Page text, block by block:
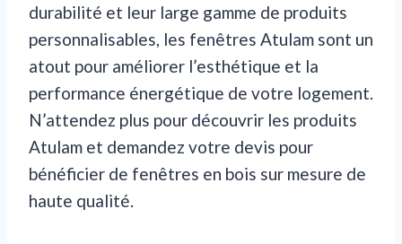
durabilité et leur large gamme de produits
personnalisables, les fenêtres Atulam sont un
atout pour améliorer l’esthétique et la
performance énergétique de votre logement.
N’attendez plus pour découvrir les produits
Atulam et demandez votre devis pour
bénéficier de fenêtres en bois sur mesure de
haute qualité.